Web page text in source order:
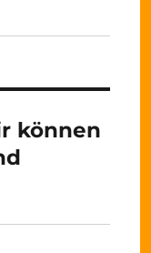
können